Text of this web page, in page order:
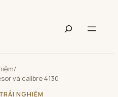
Tìm
kiếm
/
và calibre 4130
NGHIỆM